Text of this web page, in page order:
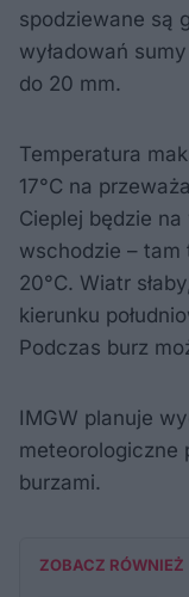
spodziewane są
wyładowań
do 20 mm.
Temperatura
17°C na
Cieplej będzie
wschodzie – tam
20°C. Wiatr
kierunku
Podczas burz
IMGW planuje
meteorologiczne
burzami.
ZOBACZ RÓWNIEŻ